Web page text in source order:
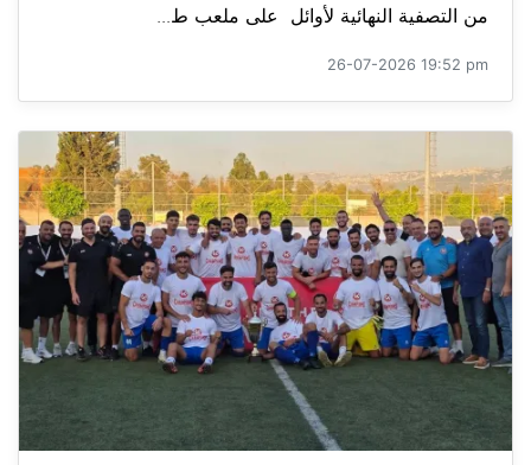
من التصفية النهائية لأوائل على ملعب ط...
26-07-2026 19:52 pm